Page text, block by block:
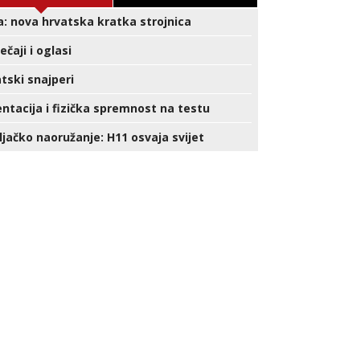
nova hrvatska kratka strojnica
i oglasi
snajperi
i fizička spremnost na testu
naoružanje: H11 osvaja svijet